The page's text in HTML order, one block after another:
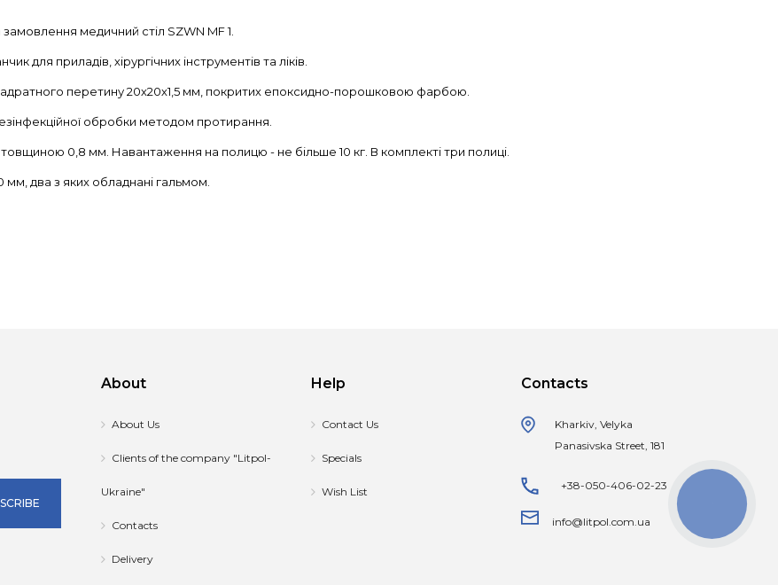
медичний стіл SZWN MF 1.
для приладів, хірургічних інструментів та ліків.
перетину 20х20х1,5 мм, покритих епоксидно-порошковою фарбою.
обробки методом протирання.
товщиною 0,8 мм. Навантаження на полицю - не більше 10 кг. В комплекті три полиці.
два з яких обладнані гальмом.
Contacts
Kharkiv, Velyka
Panasivska Street, 181
+38-050-406-02-23
info@litpol.com.ua
About
About Us
Clients of the company "Litpol-
Ukraine"
Contacts
Delivery
Help
Contact Us
Specials
Wish List